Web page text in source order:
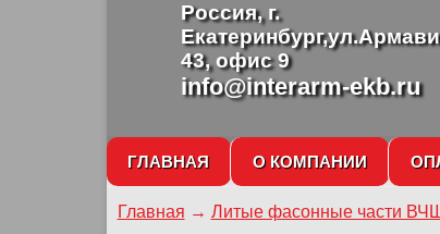
Россия, г.
43, офис 9
info@interarm-ekb.ru
ГЛАВНАЯ О КОМПАНИИ
Главная → Литые фасонные части